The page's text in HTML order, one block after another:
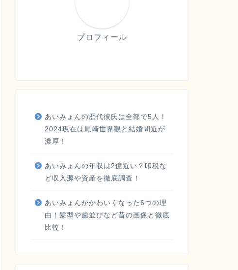
プロフィール
あいみょんの歴代彼氏は全部で5人！
2024現在は尾崎世界観と結婚間近が
濃厚！
あいみょんの年収は2億近い？印税な
ど収入源や資産を徹底調査！
あいみょんがかわいくなった6つの理
由！髪型や歯並びなど昔の画像と徹底
比較！